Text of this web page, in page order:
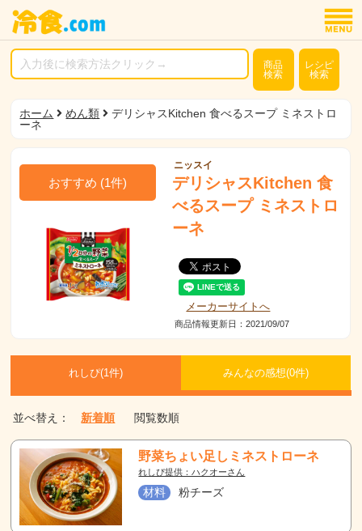
商品
検索
レシピ
検索
ホーム めん類
デリシャスKitchen 食べるスープ ミネストロ
ーネ
おすすめ (1件)
ニッスイ
デリシャスKitchen 食
べるスープ ミネストロ
ーネ
メーカーサイトへ
商品情報更新日：2021/09/07
れしぴ(1件) みんなの感想(0件)
並べ替え： 新着順 閲覧数順
野菜ちょい足しミネストローネ
れしぴ提供：ハクオーさん
材料 粉チーズ